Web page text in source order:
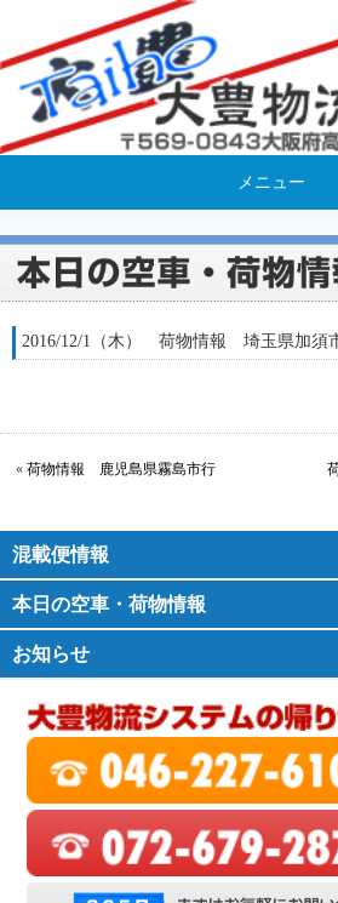
メニュー
2016/12/1（木） 荷物情報 埼玉県加須
« 荷物情報 鹿児島県霧島市行
混載便情報
本日の空車・荷物情報
お知らせ